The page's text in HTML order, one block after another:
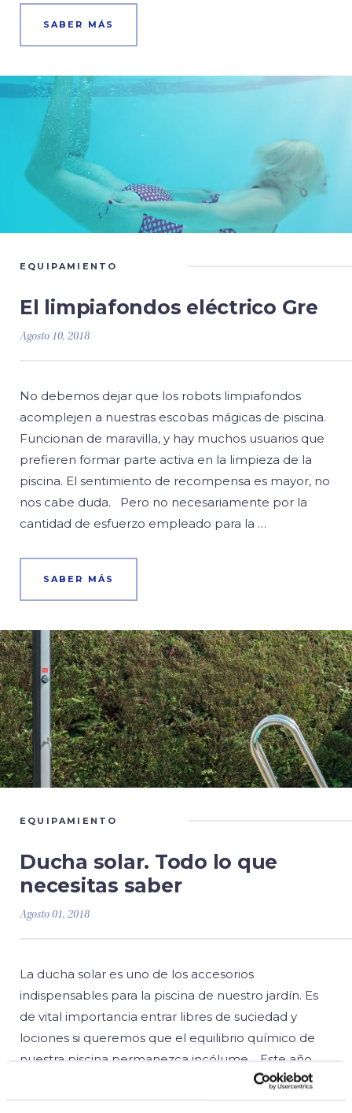
SABER MÁS
EQUIPAMIENTO
El limpiafondos eléctrico Gre
Agosto 10, 2018
No debemos dejar que los robots limpiafondos
acomplejen a nuestras escobas mágicas de piscina.
Funcionan de maravilla, y hay muchos usuarios que
prefieren formar parte activa en la limpieza de la
piscina. El sentimiento de recompensa es mayor, no
nos cabe duda. Pero no necesariamente por la
cantidad de esfuerzo empleado para la …
SABER MÁS
EQUIPAMIENTO
Ducha solar. Todo lo que
necesitas saber
Agosto 01, 2018
La ducha solar es uno de los accesorios
indispensables para la piscina de nuestro jardín. Es
de vital importancia entrar libres de suciedad y
lociones si queremos que el equilibrio químico de
nuestra piscina permanezca incólume. Este año
estamos orgullosos de engrosar nuestro catálogo
de duchas con un nuevo miembro. Esta es la nueva